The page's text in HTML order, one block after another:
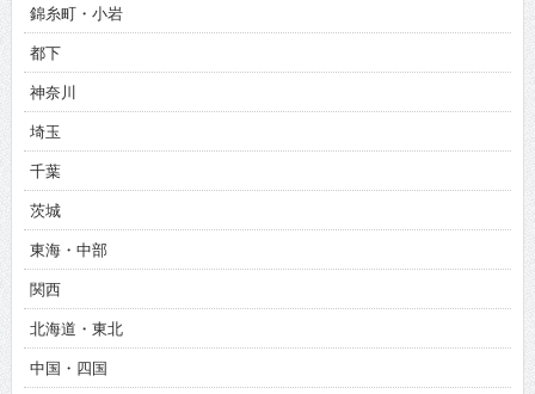
錦糸町・小岩
都下
神奈川
埼玉
千葉
茨城
東海・中部
関西
北海道・東北
中国・四国